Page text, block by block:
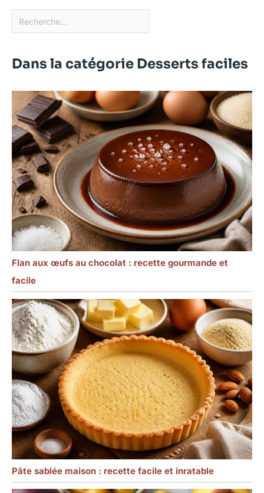
Dans la catégorie Desserts faciles
Flan aux œufs au chocolat : recette gourmande et
facile
Pâte sablée maison : recette facile et inratable